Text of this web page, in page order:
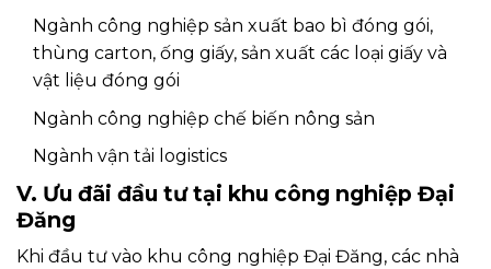
Ngành công nghiệp sản xuất bao bì đóng gói,
thùng carton, ống giấy, sản xuất các loại giấy và
vật liệu đóng gói
Ngành công nghiệp chế biến nông sản
Ngành vận tải logistics
V. Ưu đãi đầu tư tại khu công nghiệp Đại
Đăng
Khi đầu tư vào khu công nghiệp Đại Đăng, các nhà